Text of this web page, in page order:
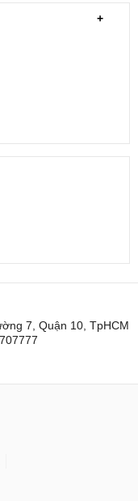
+
7, Quận 10, TpHCM